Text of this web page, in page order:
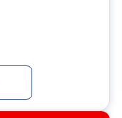
tải (ví dụ hạ tải
motor), phải dùng